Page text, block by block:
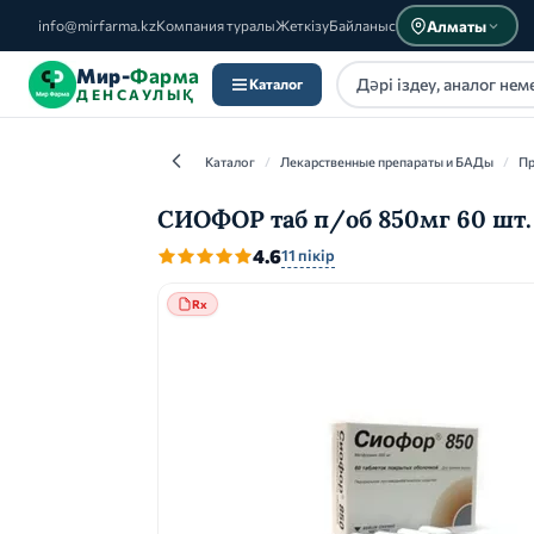
info@mirfarma.kzКомпания туралыЖеткізуБайланыс Алматы
Мир-Фарма
ДЕНСАУЛЫҚ
Каталог
Каталог / Лекарственные препараты и БАДы /
СИОФОР таб п/об 850мг 60 шт.
4.611 пікір
Rx